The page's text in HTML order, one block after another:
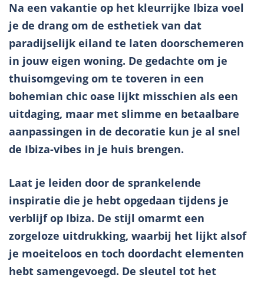
Na een vakantie op het kleurrijke Ibiza voel
je de drang om de esthetiek van dat
paradijselijk eiland te laten doorschemeren
in jouw eigen woning. De gedachte om je
thuisomgeving om te toveren in een
bohemian chic oase lijkt misschien als een
uitdaging, maar met slimme en betaalbare
aanpassingen in de decoratie kun je al snel
de Ibiza-vibes in je huis brengen.
Laat je leiden door de sprankelende
inspiratie die je hebt opgedaan tijdens je
verblijf op Ibiza. De stijl omarmt een
zorgeloze uitdrukking, waarbij het lijkt alsof
je moeiteloos en toch doordacht elementen
hebt samengevoegd. De sleutel tot het